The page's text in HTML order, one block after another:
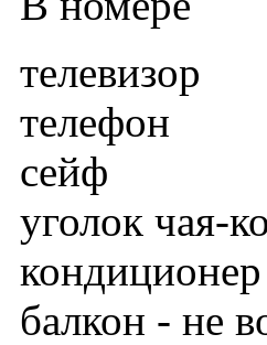
телевизор
телефон
сейф
уголок чая-
кондиционер
балкон - не